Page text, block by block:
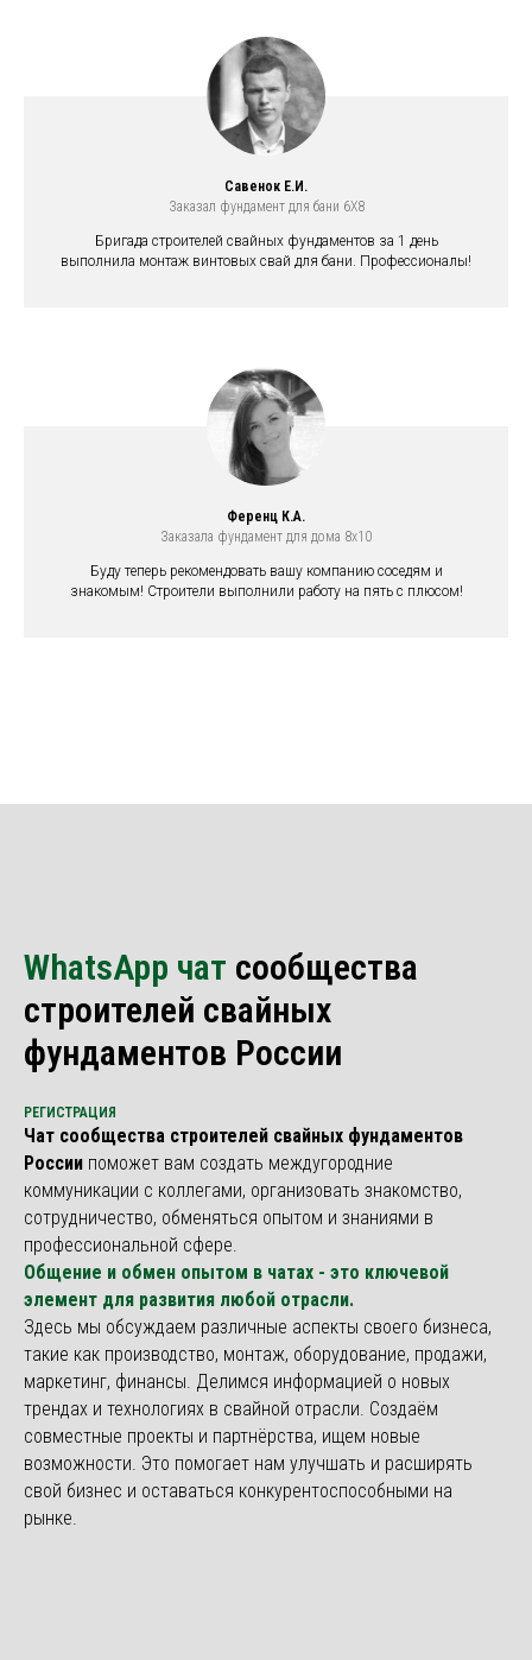
Савенок Е.И.
Заказал фундамент для бани 6X8
Бригада строителей свайных фундаментов за 1 день
выполнила монтаж винтовых свай для бани. Профессионалы!
Ференц К.А.
Заказала фундамент для дома 8х10
Буду теперь рекомендовать вашу компанию соседям и
знакомым! Строители выполнили работу на пять с плюсом!
WhatsApp чат сообщества
строителей свайных
фундаментов России
РЕГИСТРАЦИЯ
Чат сообщества строителей свайных фундаментов
России поможет вам создать междугородние
коммуникации с коллегами, организовать знакомство,
сотрудничество, обменяться опытом и знаниями в
профессиональной сфере.
Общение и обмен опытом в чатах - это ключевой
элемент для развития любой отрасли.
Здесь мы обсуждаем различные аспекты своего бизнеса,
такие как производство, монтаж, оборудование, продажи,
маркетинг, финансы. Делимся информацией о новых
трендах и технологиях в свайной отрасли. Создаëм
совместные проекты и партнёрства, ищем новые
возможности. Это помогает нам улучшать и расширять
свой бизнес и оставаться конкурентоспособными на
рынке.